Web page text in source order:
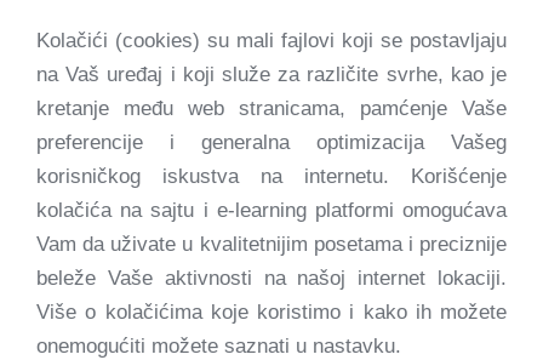
Kolačići (cookies) su mali fajlovi koji se postavljaju
na Vaš uređaj i koji služe za različite svrhe, kao je
kretanje među web stranicama, pamćenje Vaše
preferencije i generalna optimizacija Vašeg
korisničkog iskustva na internetu. Korišćenje
kolačića na sajtu i e-learning platformi omogućava
Vam da uživate u kvalitetnijim posetama i preciznije
beleže Vaše aktivnosti na našoj internet lokaciji.
Više o kolačićima koje koristimo i kako ih možete
onemogućiti možete saznati u nastavku.